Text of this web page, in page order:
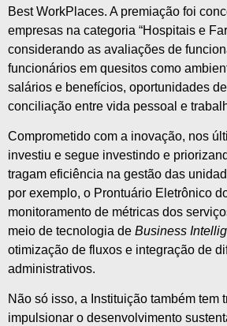
Best WorkPlaces. A premiação foi
empresas na categoria “Hospitais e
considerando as avaliações de
funcionários em quesitos como
salários e benefícios, oportunidades
conciliação entre vida pessoal e
Comprometido com a inovação, nos
investiu e segue investindo e
tragam eficiência na gestão das
por exemplo, o Prontuário Eletrônico
monitoramento de métricas dos
meio de tecnologia de Business
otimização de fluxos e integração de
administrativos.
Não só isso, a Instituição também tem
impulsionar o desenvolvimento